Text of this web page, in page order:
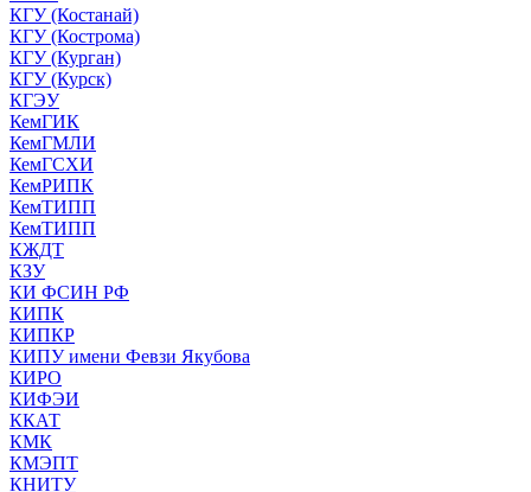
КГУ (Костанай)
КГУ (Кострома)
КГУ (Курган)
КГУ (Курск)
КГЭУ
КемГИК
КемГМЛИ
КемГСХИ
КемРИПК
КемТИПП
КемТИПП
КЖДТ
КЗУ
КИ ФСИН РФ
КИПК
КИПКР
КИПУ имени Февзи Якубова
КИРО
КИФЭИ
ККАТ
КМК
КМЭПТ
КНИТУ